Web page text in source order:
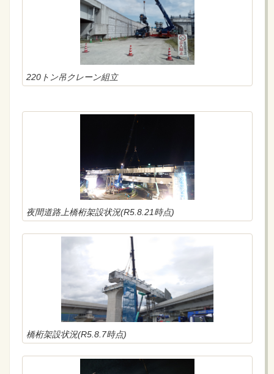
220トン吊クレーン組立
夜間道路上橋桁架設状況(R5.8.21時点)
橋桁架設状況(R5.8.7時点)